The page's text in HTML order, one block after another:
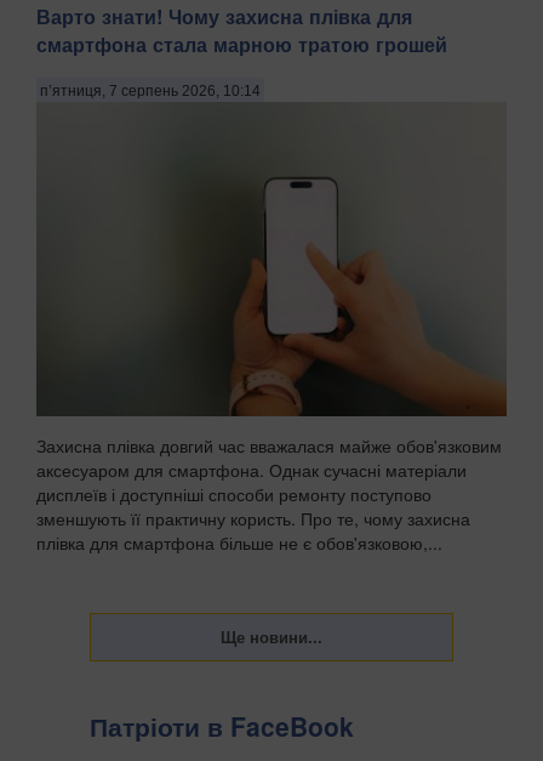
Варто знати! Чому захисна плівка для
смартфона стала марною тратою грошей
п’ятниця, 7 серпень 2026, 10:14
Захисна плівка довгий час вважалася майже обов'язковим
аксесуаром для смартфона. Однак сучасні матеріали
дисплеїв і доступніші способи ремонту поступово
зменшують її практичну користь. Про те, чому захисна
плівка для смартфона більше не є обов'язковою,...
Патріоти в FaceBook